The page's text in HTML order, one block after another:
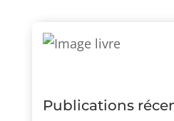
Publications